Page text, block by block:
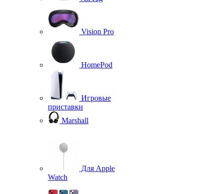
Vision Pro
HomePod
Игровые
приставки
Marshall
Для Apple
Watch